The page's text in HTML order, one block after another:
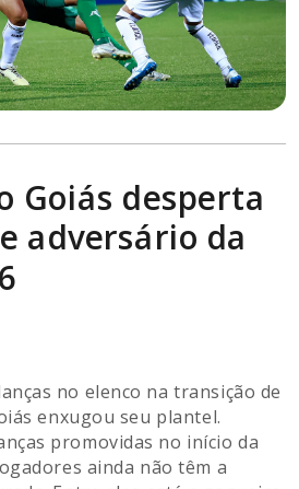
Goiás desperta
adversário da
no elenco na transição de
enxugou seu plantel.
promovidas no início da
ainda não têm a